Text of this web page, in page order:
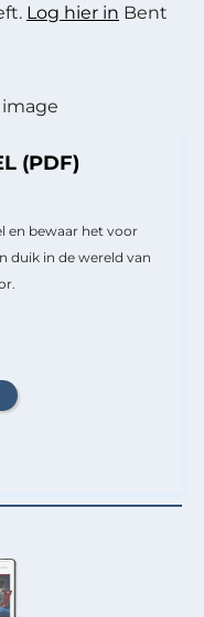
Log hier in Bent
(PDF)
en bewaar het voor
duik in de wereld van